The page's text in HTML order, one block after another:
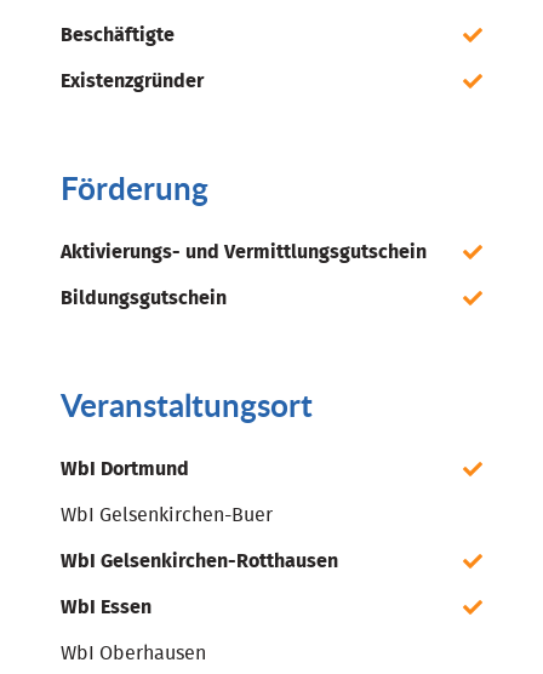
Beschäftigte
Existenzgründer
Förderung
Aktivierungs- und Vermittlungsgutschein
Bildungsgutschein
Veranstaltungsort
WbI Dortmund
WbI Gelsenkirchen-Buer
WbI Gelsenkirchen-Rotthausen
WbI Essen
WbI Oberhausen